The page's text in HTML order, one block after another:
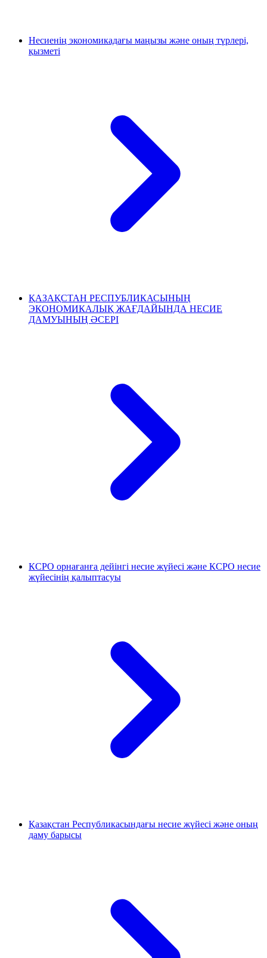
Несиенің экономикадағы маңызы және оның түрлері,
қызметі
ҚАЗАҚСТАН РЕСПУБЛИКАСЫНЫҢ
ЭКОНОМИКАЛЫҚ ЖАҒДАЙЫНДА НЕСИЕ
ДАМУЫНЫҢ ӘСЕРІ
КСРО орнағанға дейінгі несие жүйесі және КСРО несие
жүйесінің қалыптасуы
Қазақстан Республикасындағы несие жүйесі және оның
даму барысы